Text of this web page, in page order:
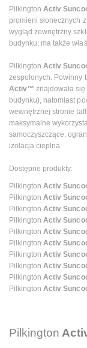
Pilkington Activ
promieni słonecznych
wygląd zewnętrzny
budynku; ma także
Pilkington Activ
zespolonych. Powinny
Activ™ znajdowała
budynku), natomiast
wewnętrznej stronie
maksymalne
samoczyszczące,
izolacja cieplna.
Dostępne produkty:
Pilkington Activ
Pilkington Activ
Pilkington Activ
Pilkington Activ
Pilkington Activ
Pilkington Activ
Pilkington Activ
Pilkington Activ
Pilkington Activ
Pilkington Activ
Pilkington